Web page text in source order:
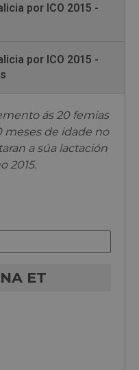
por ICO 2015 -
por ICO 2015 -
ás 20 femias
meses de idade no
a súa lactación
2015.
ET